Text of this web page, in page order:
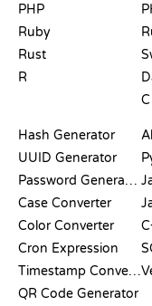
PHP
Ruby
Rust
R
C
Hash Generator
UUID Generator
Password Generator
Case Converter
Color Converter
Cron Expression
Timestamp Converter
QR Code Generator